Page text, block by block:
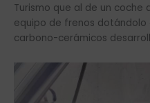
Turismo que al de un
equipo de frenos
carbono-cerámicos